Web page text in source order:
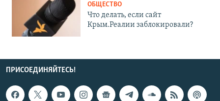
ОБЩЕСТВО
Что делать, если сайт
Крым.Реалии заблокировали?
ПРИСОЕДИНЯЙТЕСЬ!